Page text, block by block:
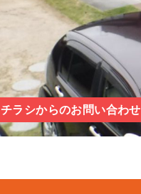
チラシからのお問い合わせ